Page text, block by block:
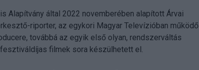
Alapítvány által 2022 novemberében alapított Árvai
riporter, az egykori Magyar Televízióban működő
továbbá az egyik első olyan, rendszerváltás
filmek sora készülhetett el.